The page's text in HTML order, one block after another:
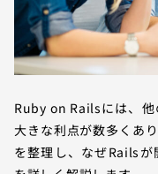
Ruby on Railsには、他
大きな利点が数多くあ
を整理し、なぜRails